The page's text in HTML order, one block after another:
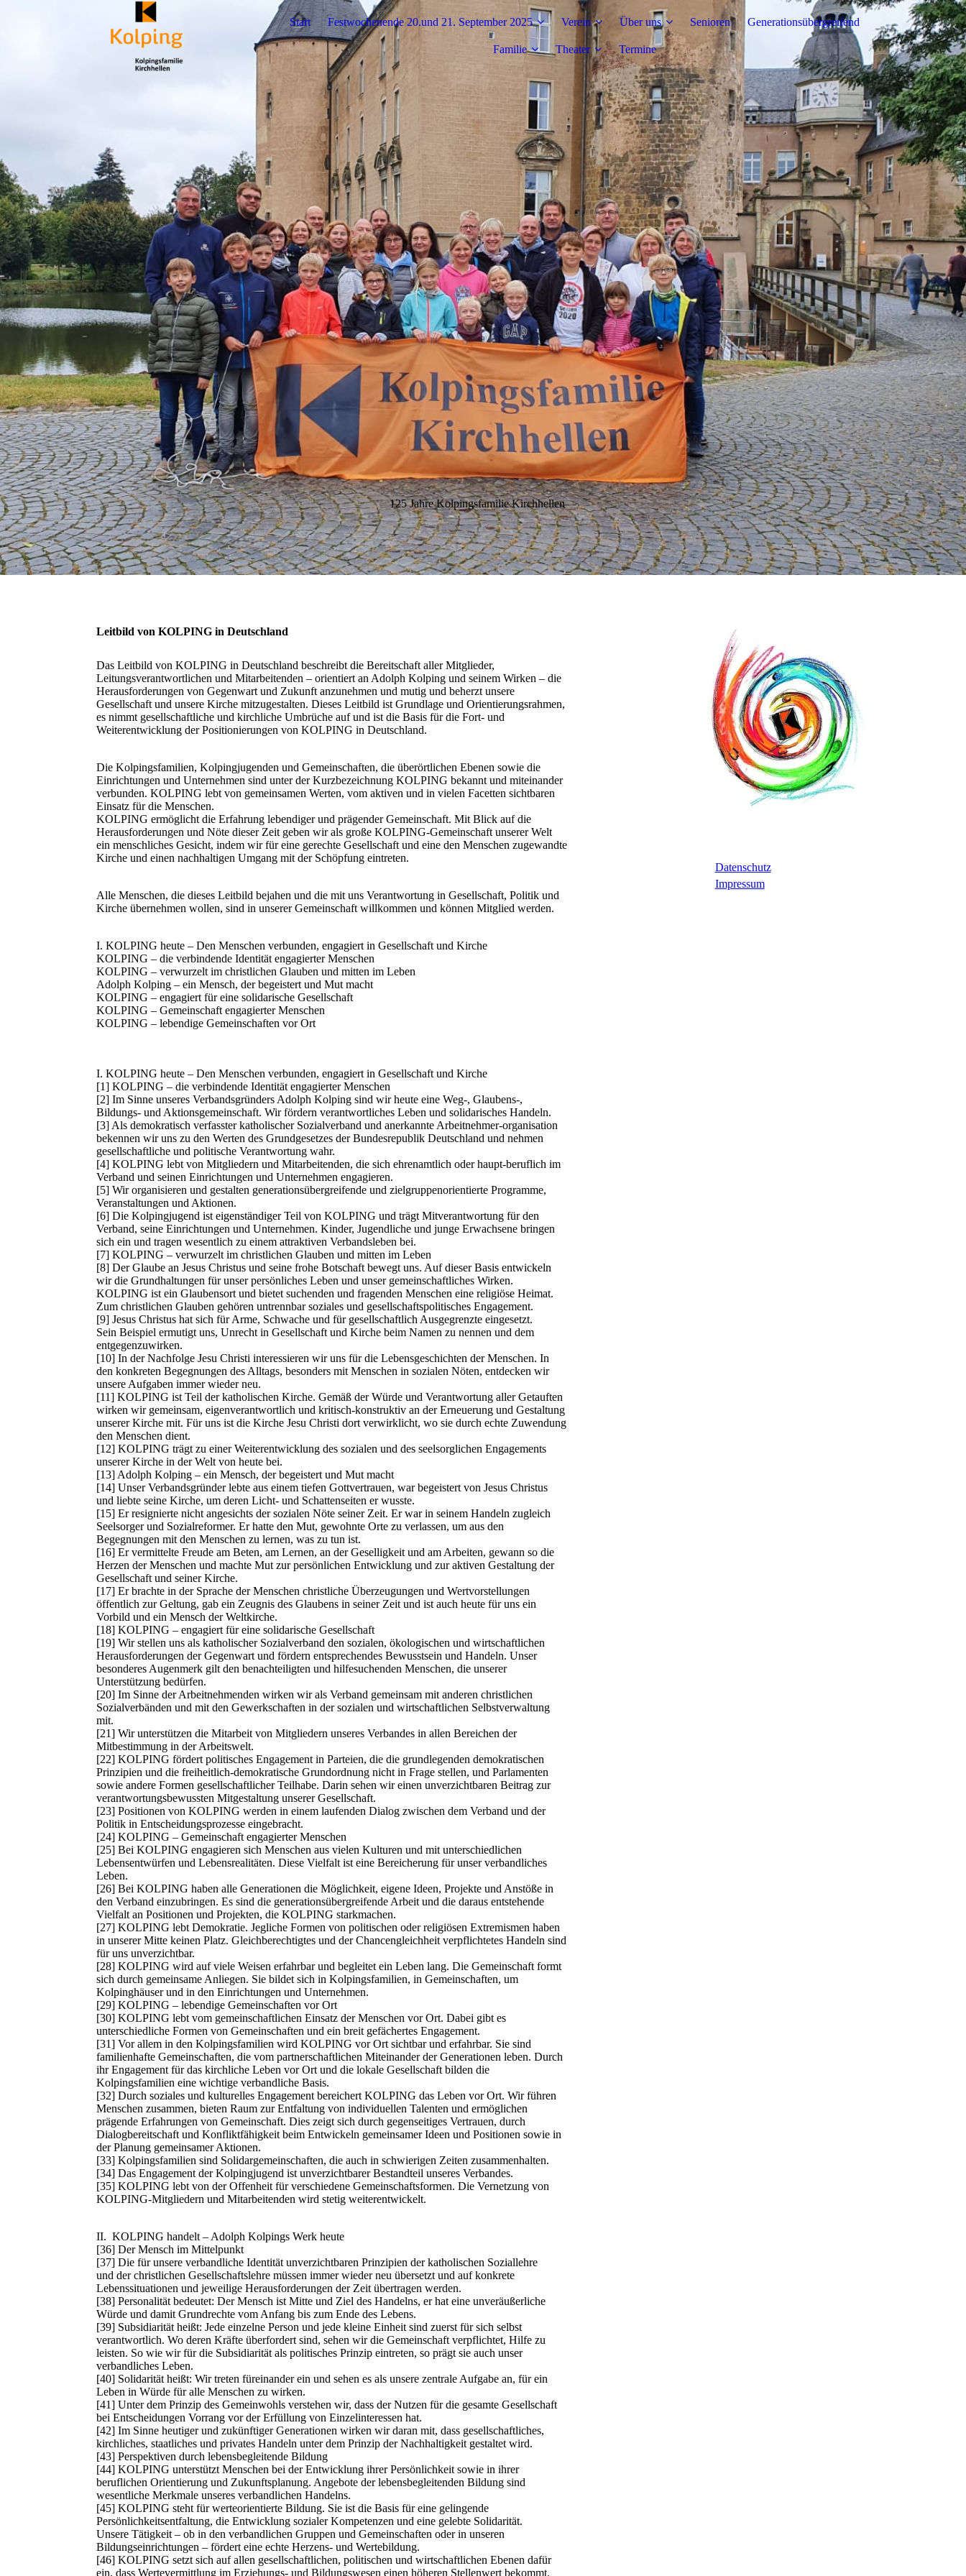
Start Festwochenende 20.und 21. September 2025 Verein Über uns Senioren Generationsübergreifend
Familie Theater Termine
125 Jahre Kolpingsfamilie Kirchhellen
Leitbild von KOLPING in Deutschland
Das Leitbild von KOLPING in Deutschland beschreibt die Bereitschaft aller Mitglieder,
Leitungsverantwortlichen und Mitarbeitenden – orientiert an Adolph Kolping und seinem Wirken – die
Herausforderungen von Gegenwart und Zukunft anzunehmen und mutig und beherzt unsere
Gesellschaft und unsere Kirche mitzugestalten. Dieses Leitbild ist Grundlage und Orientierungsrahmen,
es nimmt gesellschaftliche und kirchliche Umbrüche auf und ist die Basis für die Fort‐ und
Weiterentwicklung der Positionierungen von KOLPING in Deutschland.
Die Kolpingsfamilien, Kolpingjugenden und Gemeinschaften, die überörtlichen Ebenen sowie die
Einrichtungen und Unternehmen sind unter der Kurzbezeichnung KOLPING bekannt und miteinander
verbunden. KOLPING lebt von gemeinsamen Werten, vom aktiven und in vielen Facetten sichtbaren
Einsatz für die Menschen.
KOLPING ermöglicht die Erfahrung lebendiger und prägender Gemeinschaft. Mit Blick auf die
Herausforderungen und Nöte dieser Zeit geben wir als große KOLPING‐Gemeinschaft unserer Welt
ein menschliches Gesicht, indem wir für eine gerechte Gesellschaft und eine den Menschen zugewandte
Kirche und einen nachhaltigen Umgang mit der Schöpfung eintreten.
Alle Menschen, die dieses Leitbild bejahen und die mit uns Verantwortung in Gesellschaft, Politik und
Kirche übernehmen wollen, sind in unserer Gemeinschaft willkommen und können Mitglied werden.
I. KOLPING heute – Den Menschen verbunden, engagiert in Gesellschaft und Kirche
KOLPING – die verbindende Identität engagierter Menschen
KOLPING – verwurzelt im christlichen Glauben und mitten im Leben
Adolph Kolping – ein Mensch, der begeistert und Mut macht
KOLPING – engagiert für eine solidarische Gesellschaft
KOLPING – Gemeinschaft engagierter Menschen
KOLPING – lebendige Gemeinschaften vor Ort
I. KOLPING heute – Den Menschen verbunden, engagiert in Gesellschaft und Kirche
[1] KOLPING – die verbindende Identität engagierter Menschen
[2] Im Sinne unseres Verbandsgründers Adolph Kolping sind wir heute eine Weg‐, Glaubens‐,
Bildungs‐ und Aktionsgemeinschaft. Wir fördern verantwortliches Leben und solidarisches Handeln.
[3] Als demokratisch verfasster katholischer Sozialverband und anerkannte Arbeitnehmer‐organisation
bekennen wir uns zu den Werten des Grundgesetzes der Bundesrepublik Deutschland und nehmen
gesellschaftliche und politische Verantwortung wahr.
[4] KOLPING lebt von Mitgliedern und Mitarbeitenden, die sich ehrenamtlich oder haupt‐beruflich im
Verband und seinen Einrichtungen und Unternehmen engagieren.
[5] Wir organisieren und gestalten generationsübergreifende und zielgruppenorientierte Programme,
Veranstaltungen und Aktionen.
[6] Die Kolpingjugend ist eigenständiger Teil von KOLPING und trägt Mitverantwortung für den
Verband, seine Einrichtungen und Unternehmen. Kinder, Jugendliche und junge Erwachsene bringen
sich ein und tragen wesentlich zu einem attraktiven Verbandsleben bei.
[7] KOLPING – verwurzelt im christlichen Glauben und mitten im Leben
[8] Der Glaube an Jesus Christus und seine frohe Botschaft bewegt uns. Auf dieser Basis entwickeln
wir die Grundhaltungen für unser persönliches Leben und unser gemeinschaftliches Wirken.
KOLPING ist ein Glaubensort und bietet suchenden und fragenden Menschen eine religiöse Heimat.
Zum christlichen Glauben gehören untrennbar soziales und gesellschaftspolitisches Engagement.
[9] Jesus Christus hat sich für Arme, Schwache und für gesellschaftlich Ausgegrenzte eingesetzt.
Sein Beispiel ermutigt uns, Unrecht in Gesellschaft und Kirche beim Namen zu nennen und dem
entgegenzuwirken.
[10] In der Nachfolge Jesu Christi interessieren wir uns für die Lebensgeschichten der Menschen. In
den konkreten Begegnungen des Alltags, besonders mit Menschen in sozialen Nöten, entdecken wir
unsere Aufgaben immer wieder neu.
[11] KOLPING ist Teil der katholischen Kirche. Gemäß der Würde und Verantwortung aller Getauften
wirken wir gemeinsam, eigenverantwortlich und kritisch‐konstruktiv an der Erneuerung und Gestaltung
unserer Kirche mit. Für uns ist die Kirche Jesu Christi dort verwirklicht, wo sie durch echte Zuwendung
den Menschen dient.
[12] KOLPING trägt zu einer Weiterentwicklung des sozialen und des seelsorglichen Engagements
unserer Kirche in der Welt von heute bei.
[13] Adolph Kolping – ein Mensch, der begeistert und Mut macht
[14] Unser Verbandsgründer lebte aus einem tiefen Gottvertrauen, war begeistert von Jesus Christus
und liebte seine Kirche, um deren Licht‐ und Schattenseiten er wusste.
[15] Er resignierte nicht angesichts der sozialen Nöte seiner Zeit. Er war in seinem Handeln zugleich
Seelsorger und Sozialreformer. Er hatte den Mut, gewohnte Orte zu verlassen, um aus den
Begegnungen mit den Menschen zu lernen, was zu tun ist.
[16] Er vermittelte Freude am Beten, am Lernen, an der Geselligkeit und am Arbeiten, gewann so die
Herzen der Menschen und machte Mut zur persönlichen Entwicklung und zur aktiven Gestaltung der
Gesellschaft und seiner Kirche.
[17] Er brachte in der Sprache der Menschen christliche Überzeugungen und Wertvorstellungen
öffentlich zur Geltung, gab ein Zeugnis des Glaubens in seiner Zeit und ist auch heute für uns ein
Vorbild und ein Mensch der Weltkirche.
[18] KOLPING – engagiert für eine solidarische Gesellschaft
[19] Wir stellen uns als katholischer Sozialverband den sozialen, ökologischen und wirtschaftlichen
Herausforderungen der Gegenwart und fördern entsprechendes Bewusstsein und Handeln. Unser
besonderes Augenmerk gilt den benachteiligten und hilfesuchenden Menschen, die unserer
Unterstützung bedürfen.
[20] Im Sinne der Arbeitnehmenden wirken wir als Verband gemeinsam mit anderen christlichen
Sozialverbänden und mit den Gewerkschaften in der sozialen und wirtschaftlichen Selbstverwaltung
mit.
[21] Wir unterstützen die Mitarbeit von Mitgliedern unseres Verbandes in allen Bereichen der
Mitbestimmung in der Arbeitswelt.
[22] KOLPING fördert politisches Engagement in Parteien, die die grundlegenden demokratischen
Prinzipien und die freiheitlich‐demokratische Grundordnung nicht in Frage stellen, und Parlamenten
sowie andere Formen gesellschaftlicher Teilhabe. Darin sehen wir einen unverzichtbaren Beitrag zur
verantwortungsbewussten Mitgestaltung unserer Gesellschaft.
[23] Positionen von KOLPING werden in einem laufenden Dialog zwischen dem Verband und der
Politik in Entscheidungsprozesse eingebracht.
[24] KOLPING – Gemeinschaft engagierter Menschen
[25] Bei KOLPING engagieren sich Menschen aus vielen Kulturen und mit unterschiedlichen
Lebensentwürfen und Lebensrealitäten. Diese Vielfalt ist eine Bereicherung für unser verbandliches
Leben.
[26] Bei KOLPING haben alle Generationen die Möglichkeit, eigene Ideen, Projekte und Anstöße in
den Verband einzubringen. Es sind die generationsübergreifende Arbeit und die daraus entstehende
Vielfalt an Positionen und Projekten, die KOLPING starkmachen.
[27] KOLPING lebt Demokratie. Jegliche Formen von politischen oder religiösen Extremismen haben
in unserer Mitte keinen Platz. Gleichberechtigtes und der Chancengleichheit verpflichtetes Handeln sind
für uns unverzichtbar.
[28] KOLPING wird auf viele Weisen erfahrbar und begleitet ein Leben lang. Die Gemeinschaft formt
sich durch gemeinsame Anliegen. Sie bildet sich in Kolpingsfamilien, in Gemeinschaften, um
Kolpinghäuser und in den Einrichtungen und Unternehmen.
[29] KOLPING – lebendige Gemeinschaften vor Ort
[30] KOLPING lebt vom gemeinschaftlichen Einsatz der Menschen vor Ort. Dabei gibt es
unterschiedliche Formen von Gemeinschaften und ein breit gefächertes Engagement.
[31] Vor allem in den Kolpingsfamilien wird KOLPING vor Ort sichtbar und erfahrbar. Sie sind
familienhafte Gemeinschaften, die vom partnerschaftlichen Miteinander der Generationen leben. Durch
ihr Engagement für das kirchliche Leben vor Ort und die lokale Gesellschaft bilden die
Kolpingsfamilien eine wichtige verbandliche Basis.
[32] Durch soziales und kulturelles Engagement bereichert KOLPING das Leben vor Ort. Wir führen
Menschen zusammen, bieten Raum zur Entfaltung von individuellen Talenten und ermöglichen
prägende Erfahrungen von Gemeinschaft. Dies zeigt sich durch gegenseitiges Vertrauen, durch
Dialogbereitschaft und Konfliktfähigkeit beim Entwickeln gemeinsamer Ideen und Positionen sowie in
der Planung gemeinsamer Aktionen.
[33] Kolpingsfamilien sind Solidargemeinschaften, die auch in schwierigen Zeiten zusammenhalten.
[34] Das Engagement der Kolpingjugend ist unverzichtbarer Bestandteil unseres Verbandes.
[35] KOLPING lebt von der Offenheit für verschiedene Gemeinschaftsformen. Die Vernetzung von
KOLPING‐Mitgliedern und Mitarbeitenden wird stetig weiterentwickelt.
II. KOLPING handelt – Adolph Kolpings Werk heute
[36] Der Mensch im Mittelpunkt
[37] Die für unsere verbandliche Identität unverzichtbaren Prinzipien der katholischen Soziallehre
und der christlichen Gesellschaftslehre müssen immer wieder neu übersetzt und auf konkrete
Lebenssituationen und jeweilige Herausforderungen der Zeit übertragen werden.
[38] Personalität bedeutet: Der Mensch ist Mitte und Ziel des Handelns, er hat eine unveräußerliche
Würde und damit Grundrechte vom Anfang bis zum Ende des Lebens.
[39] Subsidiarität heißt: Jede einzelne Person und jede kleine Einheit sind zuerst für sich selbst
verantwortlich. Wo deren Kräfte überfordert sind, sehen wir die Gemeinschaft verpflichtet, Hilfe zu
leisten. So wie wir für die Subsidiarität als politisches Prinzip eintreten, so prägt sie auch unser
verbandliches Leben.
[40] Solidarität heißt: Wir treten füreinander ein und sehen es als unsere zentrale Aufgabe an, für ein
Leben in Würde für alle Menschen zu wirken.
[41] Unter dem Prinzip des Gemeinwohls verstehen wir, dass der Nutzen für die gesamte Gesellschaft
bei Entscheidungen Vorrang vor der Erfüllung von Einzelinteressen hat.
[42] Im Sinne heutiger und zukünftiger Generationen wirken wir daran mit, dass gesellschaftliches,
kirchliches, staatliches und privates Handeln unter dem Prinzip der Nachhaltigkeit gestaltet wird.
[43] Perspektiven durch lebensbegleitende Bildung
[44] KOLPING unterstützt Menschen bei der Entwicklung ihrer Persönlichkeit sowie in ihrer
beruflichen Orientierung und Zukunftsplanung. Angebote der lebensbegleitenden Bildung sind
wesentliche Merkmale unseres verbandlichen Handelns.
[45] KOLPING steht für werteorientierte Bildung. Sie ist die Basis für eine gelingende
Persönlichkeitsentfaltung, die Entwicklung sozialer Kompetenzen und eine gelebte Solidarität.
Unsere Tätigkeit – ob in den verbandlichen Gruppen und Gemeinschaften oder in unseren
Bildungseinrichtungen – fördert eine echte Herzens‐ und Wertebildung.
[46] KOLPING setzt sich auf allen gesellschaftlichen, politischen und wirtschaftlichen Ebenen dafür
ein, dass Wertevermittlung im Erziehungs‐ und Bildungswesen einen höheren Stellenwert bekommt.
Datenschutz
Impressum